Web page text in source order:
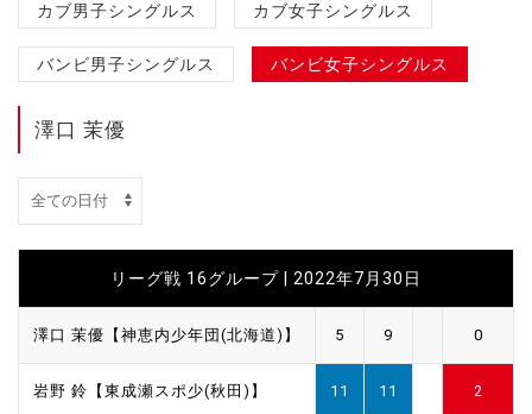
カブ男子シングルス カブ女子シングルス
バンビ男子シングルス バンビ女子シングルス
澤口 茉優
リーグ戦 16グループ | 2022年7月30日
澤口 茉優【神恵内少年団(北海道)】 5 9 0
岩野 鈴【東成瀬スポ少(秋田)】 11 11 2